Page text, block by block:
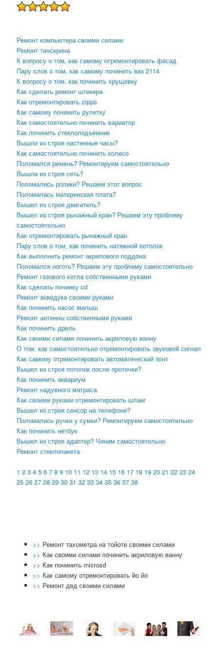
Ремонт компьютера своими силами
Ремонт тачскрина
К вопросу о том, как самому отремонтировать фасад
Пару слов о том, как самому починить ваз 2114
К вопросу о том, как починить хрущевку
Как сделать ремонт штекера
Как отремонтировать zippo
Как самому починить рулетку
Как самостоятельно починить вариатор
Как починить стеклоподъемник
Вышли из строя настенные часы?
Как самостоятельно починить колесо
Поломался ремень? Ремонтируем самостоятельно
Вышла из строя сеть?
Поломались ролики? Решаем этот вопрос
Поломалась материнская плата?
Вышел из строя двигатель?
Вышел из строя рычажный кран? Решаем эту проблему
самостоятельно
Как отремонтировать рычажный кран
Пару слов о том, как починить натяжной потолок
Как выполнить ремонт акрилового поддона
Поломался ноготь? Решаем эту проблему самостоятельно
Ремонт газового котла собственными руками
Как сделать починку cd
Ремонт акведука своими руками
Как починить насос малыш
Ремонт антенны собственными руками
Как починить дрель
Как своими силами починить акриловую ванну
О том, как самостоятельно отремонтировать звуковой сигнал
Как самому отремонтировать автоматический зонт
Вышел из строя потолок после протечки?
Как починить аквариум
Ремонт надувного матраса
Как своими руками отремонтировать шланг
Вышел из строя сенсор на телефоне?
Поломались ручки у сумки? Ремонтируем самостоятельно
Как починить нетбук
Вышел из строя адаптер? Чиним самостоятельно
Ремонт стеклопакета
1 2 3 4 5 6 7 8 9 10 11 12 13 14 15 16 17 18 19 20 21 22 23 24
25 26 27 28 29 30 31 32 33 34 35 36 37 38
>> Ремонт тахометра на тойоте своими силами
>> Как своими силами починить акриловую ванну
>> Как починить microsd
>> Как самому отремонтировать йо йо
>> Ремонт двд своими силами